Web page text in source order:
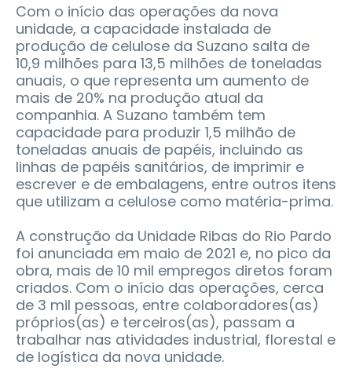
Com o início das operações da nova
unidade, a capacidade instalada de
produção de celulose da Suzano salta de
10,9 milhões para 13,5 milhões de toneladas
anuais, o que representa um aumento de
mais de 20% na produção atual da
companhia. A Suzano também tem
capacidade para produzir 1,5 milhão de
toneladas anuais de papéis, incluindo as
linhas de papéis sanitários, de imprimir e
escrever e de embalagens, entre outros itens
que utilizam a celulose como matéria-prima.
A construção da Unidade Ribas do Rio Pardo
foi anunciada em maio de 2021 e, no pico da
obra, mais de 10 mil empregos diretos foram
criados. Com o início das operações, cerca
de 3 mil pessoas, entre colaboradores(as)
próprios(as) e terceiros(as), passam a
trabalhar nas atividades industrial, florestal e
de logística da nova unidade.